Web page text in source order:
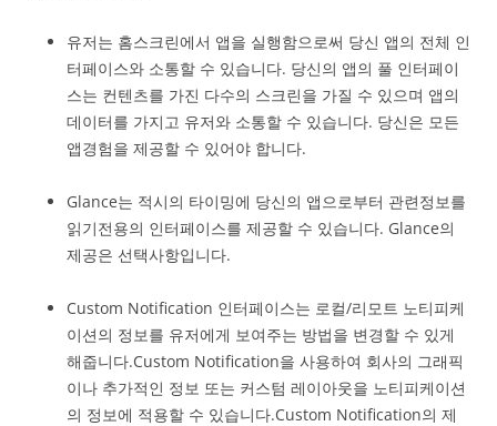
유저는 홈스크린에서 앱을 실행함으로써 당신 앱의 전체 인
터페이스와 소통할 수 있습니다. 당신의 앱의 풀 인터페이
스는 컨텐츠를 가진 다수의 스크린을 가질 수 있으며 앱의
데이터를 가지고 유저와 소통할 수 있습니다. 당신은 모든
앱경험을 제공할 수 있어야 합니다.
Glance는 적시의 타이밍에 당신의 앱으로부터 관련정보를
읽기전용의 인터페이스를 제공할 수 있습니다. Glance의
제공은 선택사항입니다.
Custom Notification 인터페이스는 로컬/리모트 노티피케
이션의 정보를 유저에게 보여주는 방법을 변경할 수 있게
해줍니다.Custom Notification을 사용하여 회사의 그래픽
이나 추가적인 정보 또는 커스텀 레이아웃을 노티피케이션
의 정보에 적용할 수 있습니다.Custom Notification의 제